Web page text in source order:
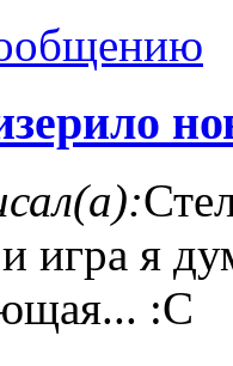
игра я
:С